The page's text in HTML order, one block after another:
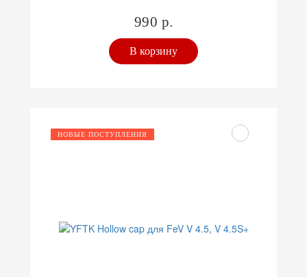
990 р.
В корзину
НОВЫЕ ПОСТУПЛЕНИЯ